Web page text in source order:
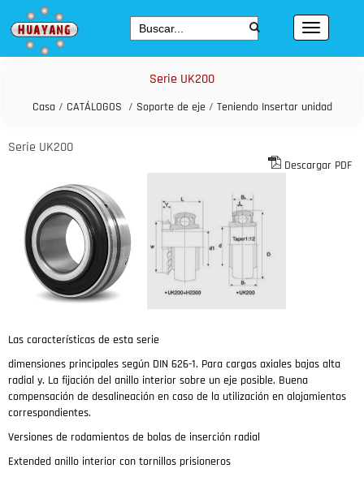
Serie UK200
Casa/ CATÁLOGOS / Soporte de eje/ Teniendo Insertar unidad
Serie UK200
Descargar PDF
Las características de esta serie
dimensiones principales según DIN 626-1. Para cargas axiales bajas alta
radial y. La fijación del anillo interior sobre un eje posible. Buena
compensación de desalineación en caso de la utilización en alojamientos
correspondientes.
Versiones de rodamientos de bolas de inserción radial
Extended anillo interior con tornillos prisioneros